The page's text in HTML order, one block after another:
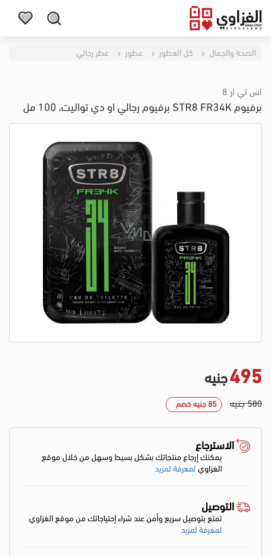
الصحة والجمال كل العطور عطور عطر رجالي
اس تي ار 8
برفيوم STR8 FR34K برفيوم رجالي او دي تواليت، 100 مل
495جنيه
580 جنيه 85 جنيه خصم
الاسترجاع
يمكنك إرجاع منتجاتك بشكل بسيط وسهل من خلال موقع
الغزاويلمعرفة لمزيد
التوصيل
تمتع بتوصيل سريع وأمن عند شراء إحتياجاتك من موقع الغزاوي
لمعرفة لمزيد